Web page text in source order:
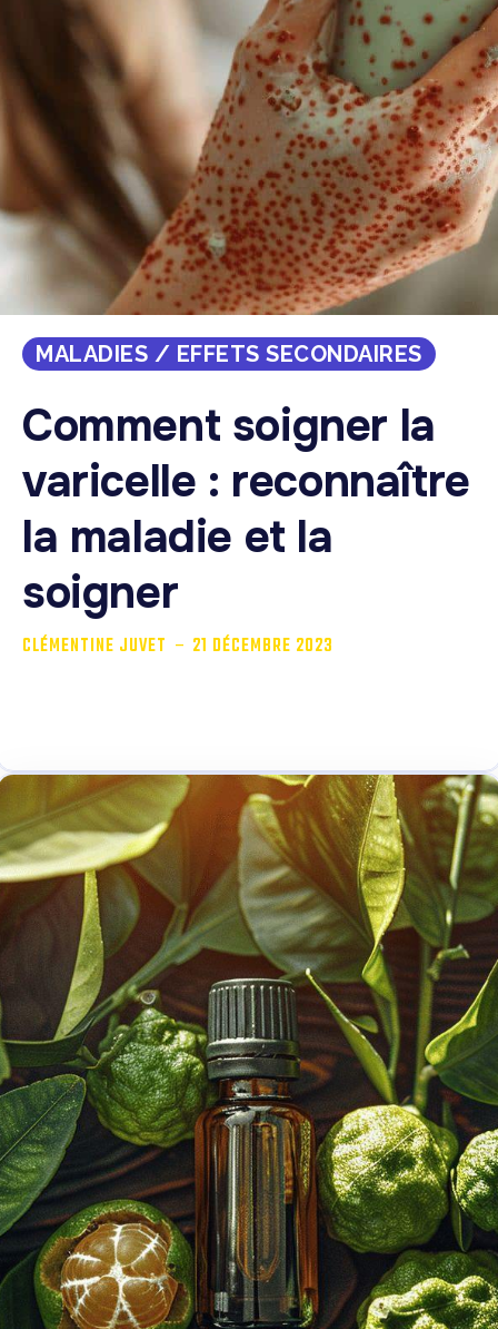
MALADIES / EFFETS SECONDAIRES
Comment soigner la
varicelle : reconnaître
la maladie et la
soigner
CLÉMENTINE JUVET - 21 DÉCEMBRE 2023